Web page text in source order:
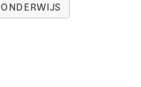
ONDERWIJS